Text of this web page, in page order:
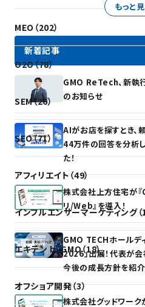
MEO（202）
O2O（78）
SEM（26）
SEO（71）
アフィリエイト（49）
インフルエンサーマーケティング（
エキテン byGMO（18）
オフショア開発（3）
もっと
新着記事
GMO ReTech、新執
のお知らせ
AIがお店を探すとき、
44万件の回答を分析
た！
株式会社上方住宅が
リ/Web』を導入！
GMO TECHホールデ
2026」出展！代表が
今後の成長方針を紹
株式会社グッドワー